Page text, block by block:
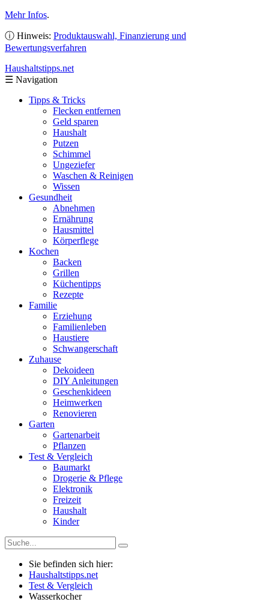
Mehr Infos.
ⓘ Hinweis: Produktauswahl, Finanzierung und
Bewertungsverfahren
Haushaltstipps.net
☰ Navigation
Tipps & Tricks
Flecken entfernen
Geld sparen
Haushalt
Putzen
Schimmel
Ungeziefer
Waschen & Reinigen
Wissen
Gesundheit
Abnehmen
Ernährung
Hausmittel
Körperflege
Kochen
Backen
Grillen
Küchentipps
Rezepte
Familie
Erziehung
Familienleben
Haustiere
Schwangerschaft
Zuhause
Dekoideen
DIY Anleitungen
Geschenkideen
Heimwerken
Renovieren
Garten
Gartenarbeit
Pflanzen
Test & Vergleich
Baumarkt
Drogerie & Pflege
Elektronik
Freizeit
Haushalt
Kinder
Sie befinden sich hier:
Haushaltstipps.net
Test & Vergleich
Wasserkocher